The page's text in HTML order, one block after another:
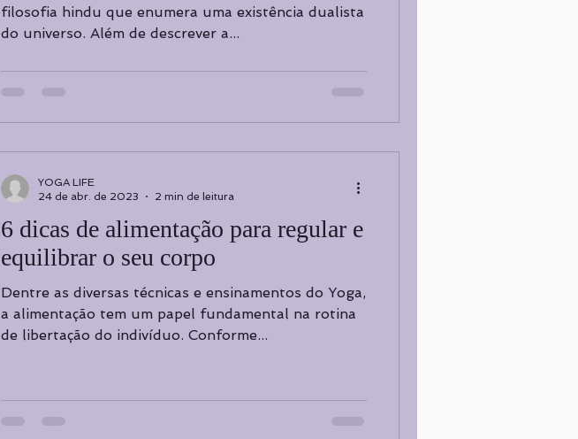
filosofia hindu que enumera uma existência dualista
do universo. Além de descrever a...
6 dicas de alimentação para regular e
equilibrar o seu corpo
Dentre as diversas técnicas e ensinamentos do Yoga,
a alimentação tem um papel fundamental na rotina
de libertação do indivíduo. Conforme...
YOGA LIFE
24 de abr. de 2023
2 min de leitura